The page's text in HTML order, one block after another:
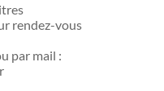
rendez-vous
par mail :